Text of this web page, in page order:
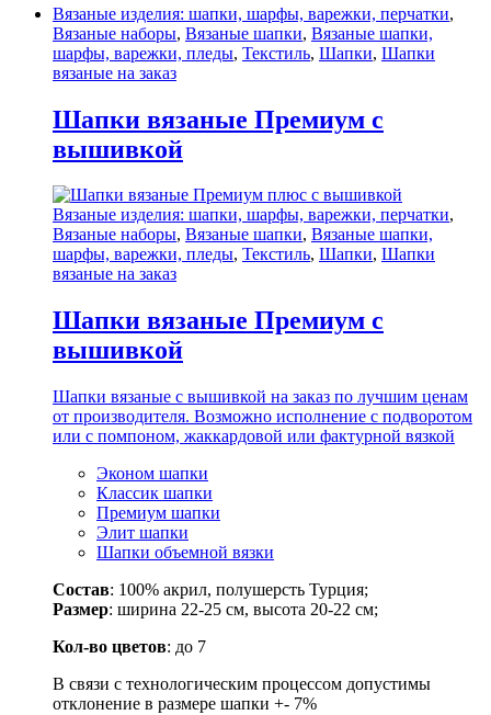
Вязаные изделия: шапки, шарфы, варежки, перчатки,
Вязаные наборы, Вязаные шапки, Вязаные шапки,
шарфы, варежки, пледы, Текстиль, Шапки, Шапки
вязаные на заказ
Шапки вязаные Премиум с
вышивкой
Вязаные изделия: шапки, шарфы, варежки, перчатки,
Вязаные наборы, Вязаные шапки, Вязаные шапки,
шарфы, варежки, пледы, Текстиль, Шапки, Шапки
вязаные на заказ
Шапки вязаные Премиум с
вышивкой
Шапки вязаные с вышивкой на заказ по лучшим ценам
от производителя. Возможно исполнение с подворотом
или с помпоном, жаккардовой или фактурной вязкой
Эконом шапки
Классик шапки
Премиум шапки
Элит шапки
Шапки объемной вязки
Состав: 100% акрил, полушерсть Турция;
Размер: ширина 22-25 см, высота 20-22 см;
Кол-во цветов: до 7
В связи с технологическим процессом допустимы
отклонение в размере шапки +- 7%